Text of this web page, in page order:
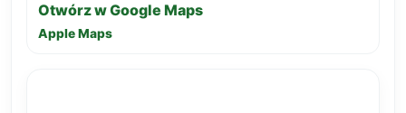
Otwórz w Google Maps
Apple Maps